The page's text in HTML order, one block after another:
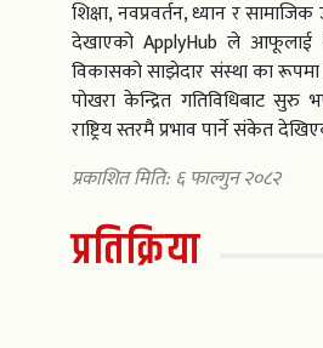
शिक्षा, नवप्रवर्तन, ध्यान र सामाजिक
देखाएको ApplyHub ले
विकासको साझेदार संस्था का रूपमा
पोखरा केन्द्रित गतिविधिबाट
राष्ट्रिय स्तरमै प्रभाव पार्ने संकेत
प्रकाशित मिति: ६ फाल्गुन २०८२
प्रतिक्रिया